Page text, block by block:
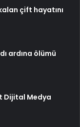
çift hayatını
ardına ölümü
Dijital Medya